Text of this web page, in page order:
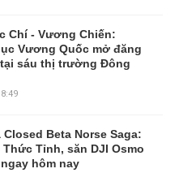
Chí - Vương Chiến:
Vương Quốc mở đăng
sáu thị trường Đông
Closed Beta Norse Saga:
Tỉnh, săn DJI Osmo
hôm nay